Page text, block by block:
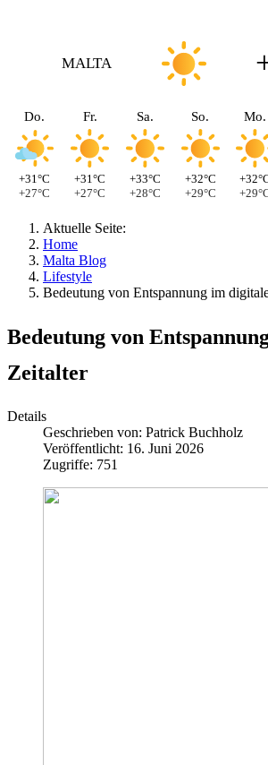
MALTA
Do.
+31°C
+27°C
Fr.
+31°C
+27°C
Sa.
+33°C
+28°C
So.
+32°C
+29°C
Mo.
Aktuelle Seite:
Home
Malta Blog
Lifestyle
Bedeutung von Entspannung im
Bedeutung von
Zeitalter
Details
Geschrieben von: Patrick Buchholz
Veröffentlicht: 16. Juni 2026
Zugriffe: 751